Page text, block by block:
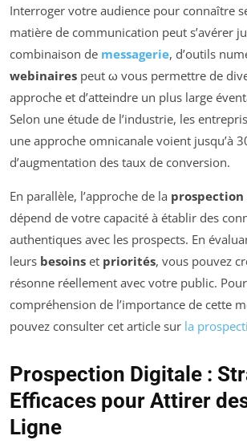
Interroger votre audience pour connaître
matière de communication peut s’avérer
combinaison de messagerie, d’outils
webinaires peut ω vous permettre de
approche et d’atteindre un plus large
Selon une étude de l’industrie, les
une approche omnicanale voient jusqu’à
d’augmentation des taux de conversion.
En parallèle, l’approche de la
dépend de votre capacité à établir des
authentiques avec les prospects. En
leurs besoins et priorités, vous pouvez
résonne réellement avec votre public.
compréhension de l’importance de cette
pouvez consulter cet article sur la
Prospection Digitale :
Efficaces pour Attirer
Ligne